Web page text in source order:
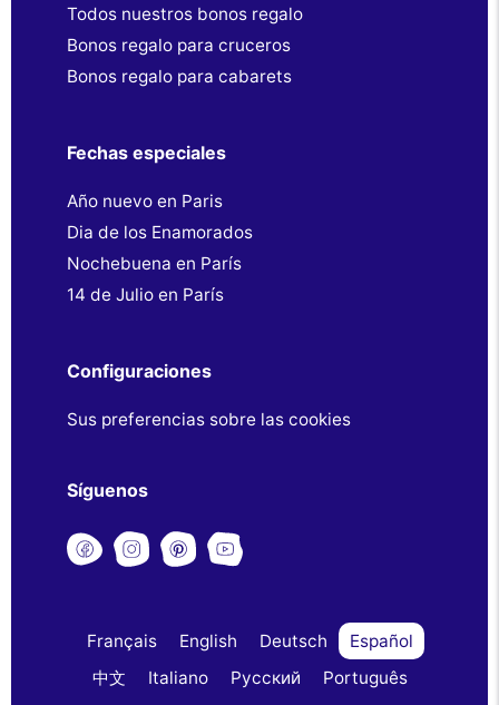
Todos nuestros bonos regalo
Bonos regalo para cruceros
Bonos regalo para cabarets
Fechas especiales
Año nuevo en Paris
Dia de los Enamorados
Nochebuena en París
14 de Julio en París
Configuraciones
Sus preferencias sobre las cookies
Síguenos
Français English Deutsch
Español
中文
Italiano Русский
Português